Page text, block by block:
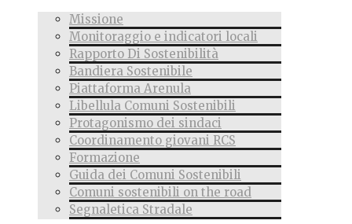
Missione
Monitoraggio e indicatori locali
Rapporto Di Sostenibilità
Bandiera Sostenibile
Piattaforma Arenula
Libellula Comuni Sostenibili
Protagonismo dei sindaci
Coordinamento giovani RCS
Formazione
Guida dei Comuni Sostenibili
Comuni sostenibili on the road
Segnaletica Stradale